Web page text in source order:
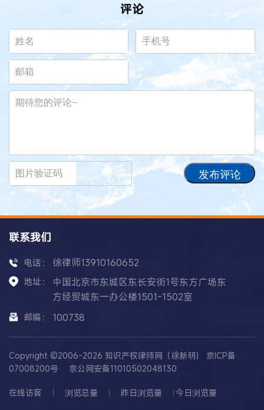
评论
发布评论
联系我们
电话： 徐律师13910160652
地址：
中国北京市东城区东长安街1号东方广场东
方经贸城东一办公楼1501-1502室
邮编： 100738
Copyright ©2006-2026 知识产权律师网（徐新明） 京ICP备
07008200号
京公网安备11010502048130
在线访客 浏览总量 昨日浏览量 今日浏览量